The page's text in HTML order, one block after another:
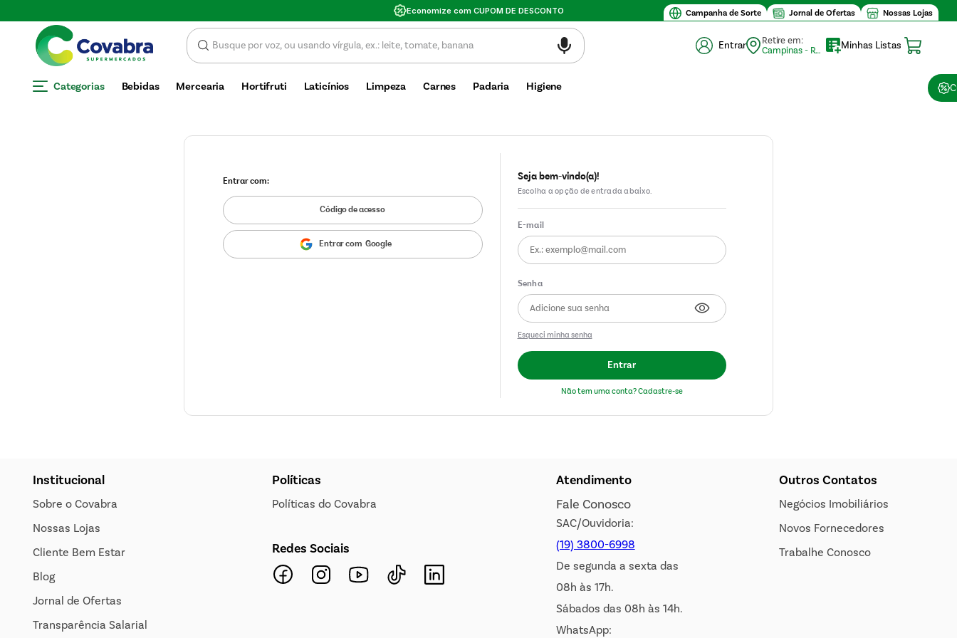
Campanha de Sorte Jornal de Ofertas Nossas Lojas
Economize com CUPOM DE DESCONTO
Entrar
Retire em:
Campinas - Retirada (10)
Minhas Listas
Categorias Bebidas Mercearia Hortifruti Laticínios Limpeza Carnes Padaria Higiene
Entrar com:
Entrar com Google
Escolha a opção de entrada abaixo.
Esqueci minha senha
Entrar
Não tem uma conta? Cadastre-se
Institucional
Sobre o Covabra
Nossas Lojas
Cliente Bem Estar
Blog
Jornal de Ofertas
Transparência Salarial
Políticas
Políticas do Covabra
Redes Sociais
Atendimento
Fale Conosco
SAC/Ouvidoria:
(19) 3800-6998
De segunda a sexta das
08h às 17h.
Sábados das 08h às 14h.
WhatsApp:
Outros Contatos
Negócios Imobiliários
Novos Fornecedores
Trabalhe Conosco